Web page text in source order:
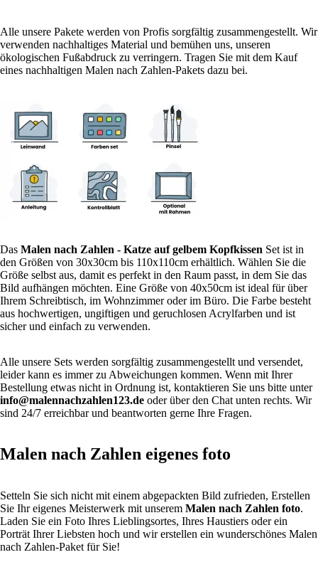
Alle unsere Pakete werden von Profis sorgfältig zusammengestellt. Wir
verwenden nachhaltiges Material und bemühen uns, unseren
ökologischen Fußabdruck zu verringern. Tragen Sie mit dem Kauf
eines nachhaltigen Malen nach Zahlen-Pakets dazu bei.
Das Malen nach Zahlen - Katze auf gelbem Kopfkissen Set ist in
den Größen von 30x30cm bis 110x110cm erhältlich. Wählen Sie die
Größe selbst aus, damit es perfekt in den Raum passt, in dem Sie das
Bild aufhängen möchten. Eine Größe von 40x50cm ist ideal für über
Ihrem Schreibtisch, im Wohnzimmer oder im Büro. Die Farbe besteht
aus hochwertigen, ungiftigen und geruchlosen Acrylfarben und ist
sicher und einfach zu verwenden.
Alle unsere Sets werden sorgfältig zusammengestellt und versendet,
leider kann es immer zu Abweichungen kommen. Wenn mit Ihrer
Bestellung etwas nicht in Ordnung ist, kontaktieren Sie uns bitte unter
info@malennachzahlen123.de oder über den Chat unten rechts. Wir
sind 24/7 erreichbar und beantworten gerne Ihre Fragen.
Malen nach Zahlen eigenes foto
Setteln Sie sich nicht mit einem abgepackten Bild zufrieden, Erstellen
Sie Ihr eigenes Meisterwerk mit unserem Malen nach Zahlen foto.
Laden Sie ein Foto Ihres Lieblingsortes, Ihres Haustiers oder ein
Porträt Ihrer Liebsten hoch und wir erstellen ein wunderschönes Malen
nach Zahlen-Paket für Sie!